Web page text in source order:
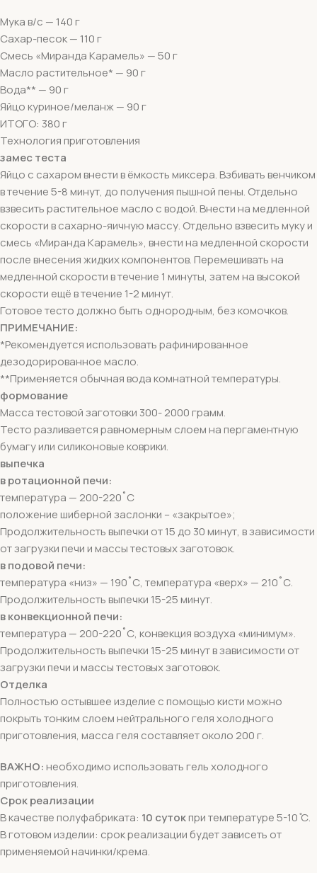
Мука в/с — 140 г
Сахар-песок — 110 г
Смесь «Миранда Карамель» — 50 г
Масло растительное* — 90 г
Вода** — 90 г
Яйцо куриное/меланж — 90 г
ИТОГО: 380 г
Технология приготовления
замес теста
Яйцо с сахаром внести в ёмкость миксера. Взбивать венчиком
в течение 5-8 минут, до получения пышной пены. Отдельно
взвесить растительное масло с водой. Внести на медленной
скорости в сахарно-яичную массу. Отдельно взвесить муку и
смесь «Миранда Карамель», внести на медленной скорости
после внесения жидких компонентов. Перемешивать на
медленной скорости в течение 1 минуты, затем на высокой
скорости ещё в течение 1-2 минут.
Готовое тесто должно быть однородным, без комочков.
ПРИМЕЧАНИЕ:
*Рекомендуется использовать рафинированное
дезодорированное масло.
**Применяется обычная вода комнатной температуры.
формование
Масса тестовой заготовки 300- 2000 грамм.
Тесто разливается равномерным слоем на пергаментную
бумагу или силиконовые коврики.
выпечка
в ротационной печи:
температура — 200-220˚С
положение шиберной заслонки – «закрытое»;
Продолжительность выпечки от 15 до 30 минут, в зависимости
от загрузки печи и массы тестовых заготовок.
в подовой печи:
температура «низ» — 190˚С, температура «верх» — 210˚С.
Продолжительность выпечки 15-25 минут.
в конвекционной печи:
температура — 200-220˚С, конвекция воздуха «минимум».
Продолжительность выпечки 15-25 минут в зависимости от
загрузки печи и массы тестовых заготовок.
Отделка
Полностью остывшее изделие с помощью кисти можно
покрыть тонким слоем нейтрального геля холодного
приготовления, масса геля составляет около 200 г.
ВАЖНО: необходимо использовать гель холодного
приготовления.
Срок реализации
В качестве полуфабриката: 10 сутокпри температуре 5-10 ̊С.
В готовом изделии: срок реализации будет зависеть от
применяемой начинки/крема.